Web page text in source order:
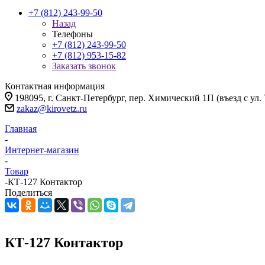
+7 (812) 243-99-50
Назад
Телефоны
+7 (812) 243-99-50
+7 (812) 953-15-82
Заказать звонок
Контактная информация
198095, г. Санкт-Петербург, пер. Химический 1П (въезд с
zakaz@kirovetz.ru
Главная
-
Интернет-магазин
-
Товар
-КТ-127 Контактор
Поделиться
КТ-127 Контактор